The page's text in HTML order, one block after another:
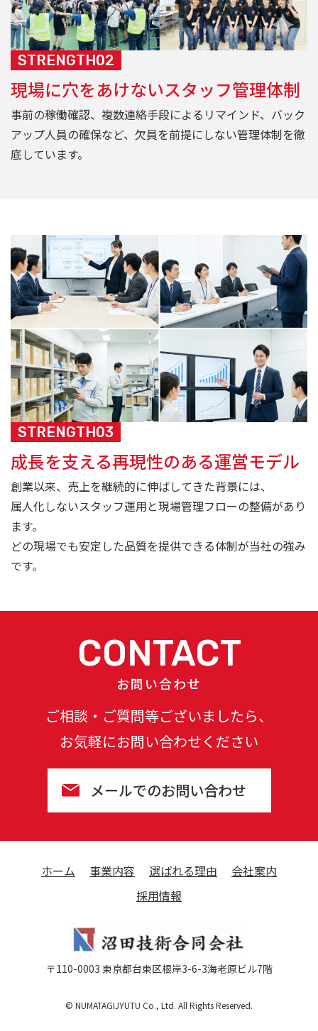
STRENGTH02
現場に穴をあけないスタッフ管理体制
事前の稼働確認、複数連絡手段によるリマインド、バック
アップ人員の確保など、欠員を前提にしない管理体制を徹
底しています。
STRENGTH03
成長を支える再現性のある運営モデル
創業以来、売上を継続的に伸ばしてきた背景には、
属人化しないスタッフ運用と現場管理フローの整備があり
ます。
どの現場でも安定した品質を提供できる体制が当社の強み
です。
CONTACT
お問い合わせ
ご相談・ご質問等ございましたら、
お気軽にお問い合わせください
メールでのお問い合わせ
〒110-0003 東京都台東区根岸3-6-3海老原ビル7階
ホーム 事業内容 選ばれる理由
会社案内
採用情報
© NUMATAGIJYUTU Co., Ltd. All Rights Reserved.